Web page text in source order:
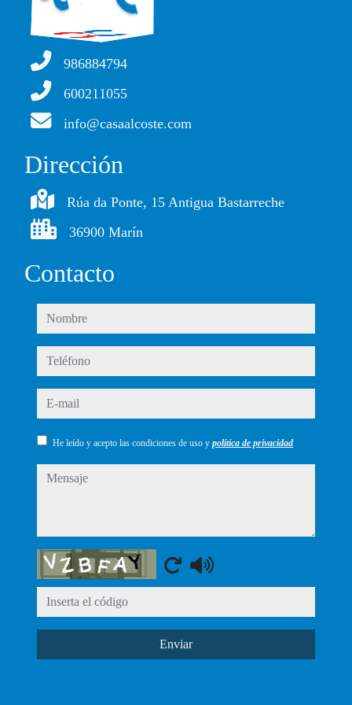
986884794
600211055
info@casaalcoste.com
Dirección
Rúa da Ponte, 15 Antigua Bastarreche
36900 Marín
Contacto
nombre
teléfono
e-mail
He leído y acepto las condiciones de uso y política de privacidad
mensaje
Captcha
Enviar